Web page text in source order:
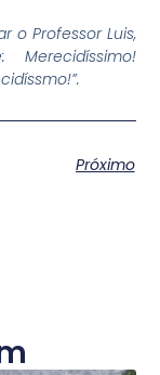
o Professor Luis,
Próximo